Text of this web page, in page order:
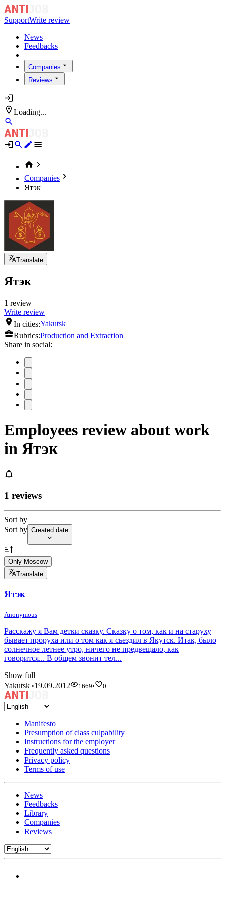
SupportWrite review
News
Feedbacks
Companies
Reviews
Loading...
Companies
Ятэк
Translate
Ятэк
1 review
Write review
In cities:Yakutsk
Rubrics:Production and Extraction
Share in social:
Employees review about work
in Ятэк
1 reviews
Sort by
Sort by Created date
Only Moscow
Translate
Ятэк
Anonymous
Расскажу я Вам детки сказку. Сказку о том, как и на старуху
бывает проруха или о том как я сьездил в Якутск. Итак, было
солнечное летнее утро, ничего не предвещало, как
говорится... В общем звонит тел...
Show full
Yakutsk •19.09.2012 1669• 0
Manifesto
Presumption of class culpability
Instructions for the employer
Frequently asked questions
Privacy policy
Terms of use
News
Feedbacks
Library
Companies
Reviews